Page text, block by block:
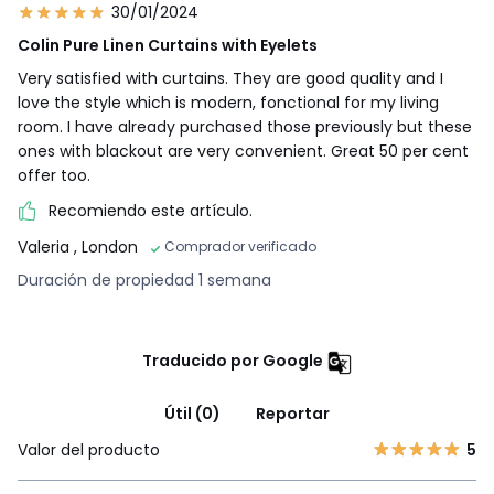
30/01/2024
Colin Pure Linen Curtains with Eyelets
Very satisfied with curtains. They are good quality and I
love the style which is modern, fonctional for my living
room. I have already purchased those previously but these
ones with blackout are very convenient. Great 50 per cent
offer too.
Recomiendo este artículo.
Valeria , London Comprador verificado
Duración de propiedad 1 semana
Traducido por Google
Útil (0)
Reportar
Valor del producto
5